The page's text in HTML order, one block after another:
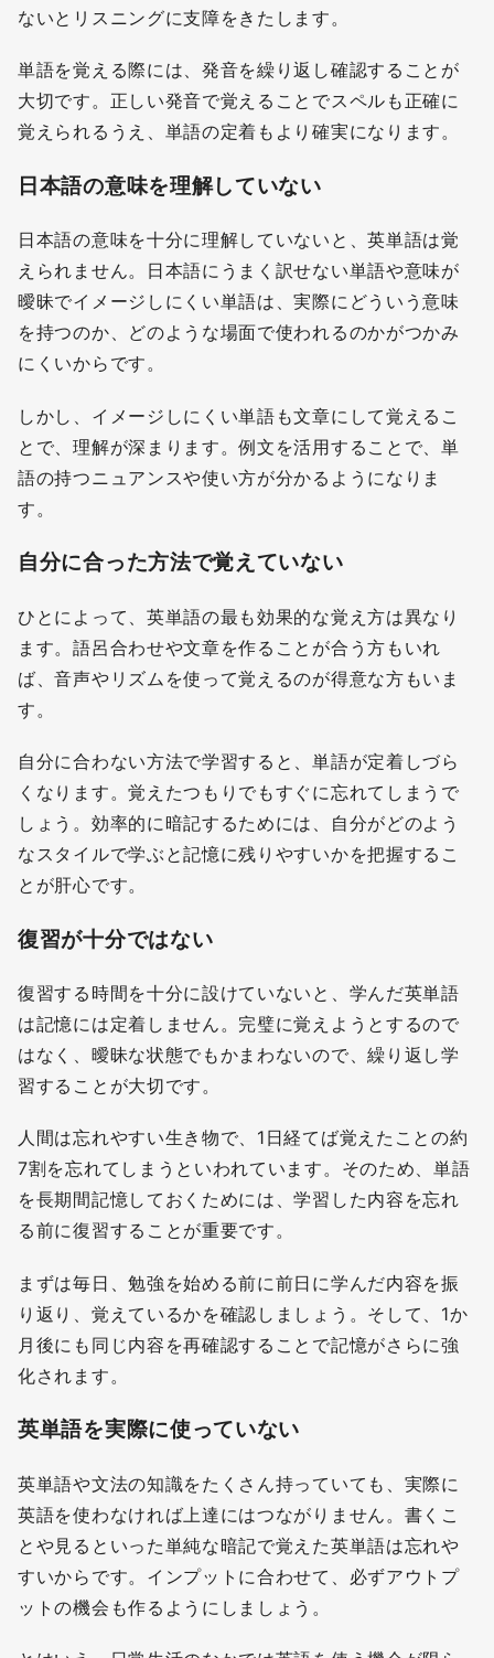
ないとリスニングに支障をきたします。
単語を覚える際には、発音を繰り返し確認することが
大切です。正しい発音で覚えることでスペルも正確に
覚えられるうえ、単語の定着もより確実になります。
日本語の意味を理解していない
日本語の意味を十分に理解していないと、英単語は覚
えられません。日本語にうまく訳せない単語や意味が
曖昧でイメージしにくい単語は、実際にどういう意味
を持つのか、どのような場面で使われるのかがつかみ
にくいからです。
しかし、イメージしにくい単語も文章にして覚えるこ
とで、理解が深まります。例文を活用することで、単
語の持つニュアンスや使い方が分かるようになりま
す。
自分に合った方法で覚えていない
ひとによって、英単語の最も効果的な覚え方は異なり
ます。語呂合わせや文章を作ることが合う方もいれ
ば、音声やリズムを使って覚えるのが得意な方もいま
す。
自分に合わない方法で学習すると、単語が定着しづら
くなります。覚えたつもりでもすぐに忘れてしまうで
しょう。効率的に暗記するためには、自分がどのよう
なスタイルで学ぶと記憶に残りやすいかを把握するこ
とが肝心です。
復習が十分ではない
復習する時間を十分に設けていないと、学んだ英単語
は記憶には定着しません。完璧に覚えようとするので
はなく、曖昧な状態でもかまわないので、繰り返し学
習することが大切です。
人間は忘れやすい生き物で、1日経てば覚えたことの約
7割を忘れてしまうといわれています。そのため、単語
を長期間記憶しておくためには、学習した内容を忘れ
る前に復習することが重要です。
まずは毎日、勉強を始める前に前日に学んだ内容を振
り返り、覚えているかを確認しましょう。そして、1か
月後にも同じ内容を再確認することで記憶がさらに強
化されます。
英単語を実際に使っていない
英単語や文法の知識をたくさん持っていても、実際に
英語を使わなければ上達にはつながりません。書くこ
とや見るといった単純な暗記で覚えた英単語は忘れや
すいからです。インプットに合わせて、必ずアウトプ
ットの機会も作るようにしましょう。